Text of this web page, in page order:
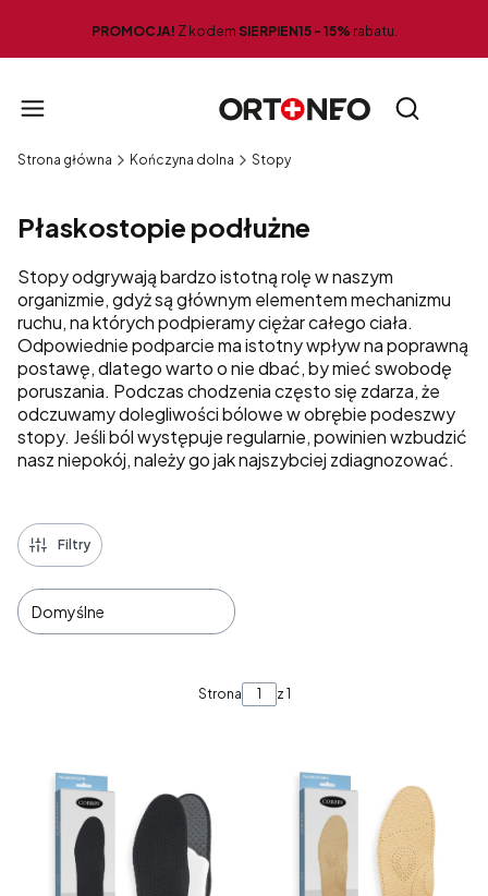
PROMOCJA! Z kodem SIERPIEN15 - 15% rabatu.
Otwórz
Strona główna Kończyna dolna Stopy
Płaskostopie podłużne
Stopy odgrywają bardzo istotną rolę w naszym
organizmie, gdyż są głównym elementem mechanizmu
ruchu, na których podpieramy ciężar całego ciała.
Odpowiednie podparcie ma istotny wpływ na poprawną
postawę, dlatego warto o nie dbać, by mieć swobodę
poruszania. Podczas chodzenia często się zdarza, że
odczuwamy dolegliwości bólowe w obrębie podeszwy
stopy. Jeśli ból występuje regularnie, powinien wzbudzić
nasz niepokój, należy go jak najszybciej zdiagnozować.
Filtry
Domyślne
Strona z 1